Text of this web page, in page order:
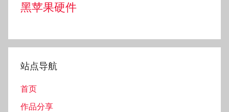
黑苹果硬件
站点导航
首页
作品分享